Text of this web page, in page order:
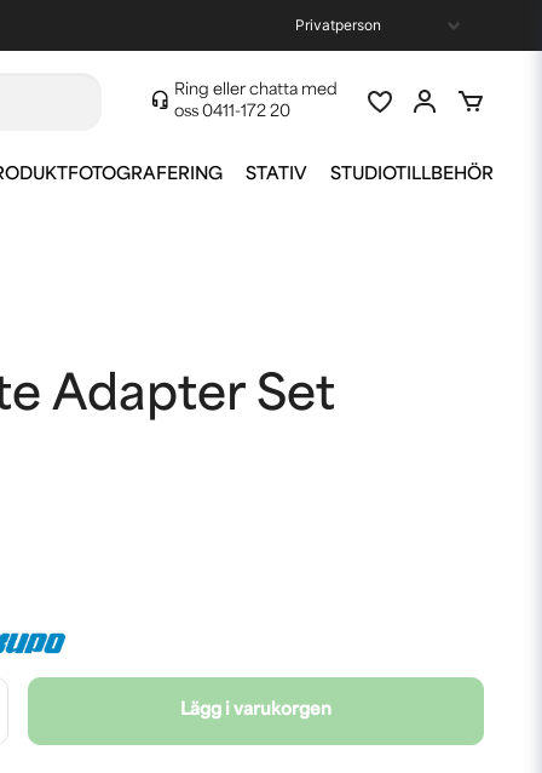
Ring eller chatta med
oss 0411-172 20
STATIV STUDIOTILLBEHÖR
Adapter Set
Lägg i varukorgen